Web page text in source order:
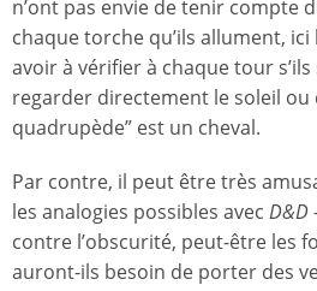
n’ont pas envie de tenir compte
chaque torche qu’ils allument, ici
avoir à vérifier à chaque tour
regarder directement le soleil ou
quadrupède” est un cheval.
Par contre, il peut être très
les analogies possibles avec D&D
contre l’obscurité, peut-être les
auront-ils besoin de porter des